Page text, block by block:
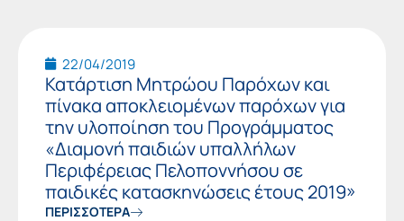
22/04/2019
Κατάρτιση Μητρώου Παρόχων και
πίνακα αποκλειομένων παρόχων για
την υλοποίηση του Προγράμματος
«Διαμονή παιδιών υπαλλήλων
Περιφέρειας Πελοποννήσου σε
παιδικές κατασκηνώσεις έτους 2019»
ΠΕΡΙΣΣΟΤΕΡΑ